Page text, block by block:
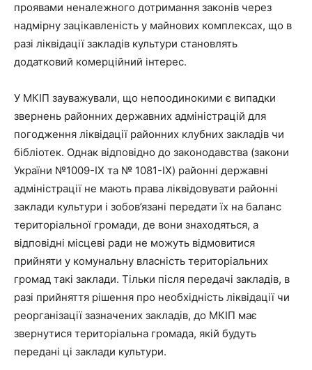
проявами неналежного дотримання законів через
надмірну зацікавленість у майнових комплексах, що в
разі ліквідації закладів культури становлять
додатковий комерційний інтерес.
У МКІП зауважували, що непоодинокими є випадки
звернень районних державних адміністрацій для
погодження ліквідації районних клубних закладів чи
бібліотек. Однак відповідно до законодавства (закони
України №1009-ІХ та № 1081-IX) районні державні
адміністрації не мають права ліквідовувати районні
заклади культури і зобов’язані передати їх на баланс
територіальної громади, де вони знаходяться, а
відповідні місцеві ради не можуть відмовитися
прийняти у комунальну власність територіальних
громад такі заклади. Тільки після передачі закладів, в
разі прийняття рішення про необхідність ліквідації чи
реорганізації зазначених закладів, до МКІП має
звернутися територіальна громада, якій будуть
передані ці заклади культури.